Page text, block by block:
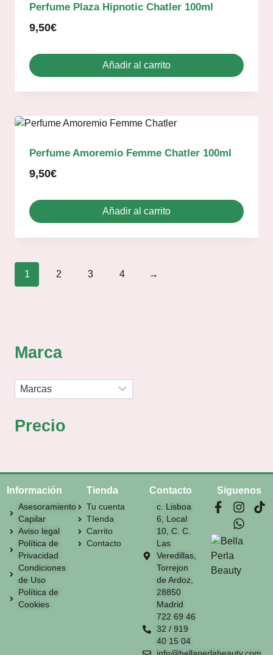
Perfume Plaza Hipnotic Chatler 100ml
9,50€
Añadir al carrito
Perfume Amoremio Femme Chatler 100ml
9,50€
Añadir al carrito
1 2 3 4 →
Marca
Precio
Información
Asesoramiento
Capilar
Aviso legal
Política de
Privacidad
Condiciones
de Uso
Política de
Cookies
Tienda
Tu cuenta
TIenda
Carrito
Contacto
Contacto
c. Lisboa
6, Local
10, C. C.
Las
Veredillas,
Torrejon
de Ardoz,
28850
Madrid
722 69 46
32 / 919
40 15 04
Siguenos